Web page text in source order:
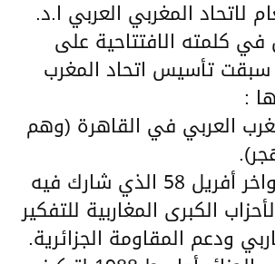
لاتحاد المغربي العربي ا.د.
كلمته الافتتاحية على
سبقت تأسيس اتحاد المغرب
:
العربي في القاهرة (وهم
-مؤتمر طنجة أواخر أفريل 58 الذي شارك فيه
الكبرى المغاربية للتفكير
ودعم المقاومة الجزائرية.